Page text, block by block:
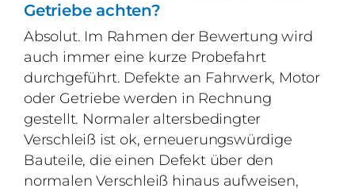
Getriebe achten?
Absolut. Im Rahmen der Bewertung wird
auch immer eine kurze Probefahrt
durchgeführt. Defekte an Fahrwerk, Motor
oder Getriebe werden in Rechnung
gestellt. Normaler altersbedingter
Verschleiß ist ok, erneuerungswürdige
Bauteile, die einen Defekt über den
normalen Verschleiß hinaus aufweisen,